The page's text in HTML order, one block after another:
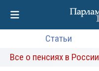
Статьи
Все о пенсиях в России